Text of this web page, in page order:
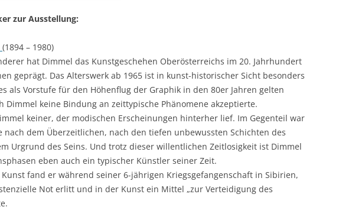
zur Ausstellung:
(1894 – 1980)
hat Dimmel das Kunstgeschehen Oberösterreichs im 20. Jahrhundert
geprägt. Das Alterswerk ab 1965 ist in kunst-historischer Sicht besonders
als Vorstufe für den Höhenflug der Graphik in den 80er Jahren gelten
Dimmel keine Bindung an zeittypische Phänomene akzeptierte.
keiner, der modischen Erscheinungen hinterher lief. Im Gegenteil war
nach dem Überzeitlichen, nach den tiefen unbewussten Schichten des
Urgrund des Seins. Und trotz dieser willentlichen Zeitlosigkeit ist Dimmel
eben auch ein typischer Künstler seiner Zeit.
Kunst fand er während seiner 6-jährigen Kriegsgefangenschaft in Sibirien,
Not erlitt und in der Kunst ein Mittel „zur Verteidigung des